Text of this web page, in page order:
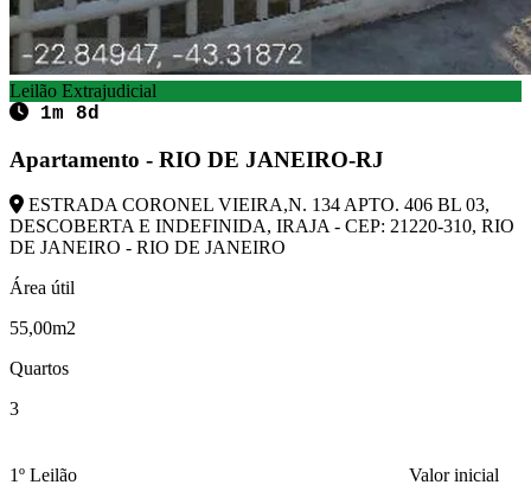
Leilão Extrajudicial
1m 8d
Apartamento - RIO DE JANEIRO-RJ
ESTRADA CORONEL VIEIRA,N. 134 APTO. 406 BL 03,
DESCOBERTA E INDEFINIDA, IRAJA - CEP: 21220-310, RIO
DE JANEIRO - RIO DE JANEIRO
Área útil
55,00m2
Quartos
3
1º Leilão
Valor inicial